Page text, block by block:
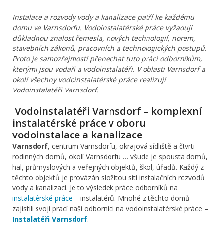
Instalace a rozvody vody a kanalizace patří ke každému
domu ve Varnsdorfu. Vodoinstalatérské práce vyžadují
důkladnou znalost řemesla, nových technologií, norem,
stavebních zákonů, pracovních a technologických postupů.
Proto je samozřejmostí přenechat tuto práci odborníkům,
kterými jsou vodaři a vodoinstalatéři. V oblasti Varnsdorf a
okolí všechny vodoinstalatérské práce realizují
Vodoinstalatéři Varnsdorf.
Vodoinstalatéři Varnsdorf – komplexní
instalatérské práce v oboru
vodoinstalace a kanalizace
Varnsdorf, centrum Varnsdorfu, okrajová sídliště a čtvrti
rodinných domů, okolí Varnsdorfu … všude je spousta domů,
hal, průmyslových a veřejných objektů, škol, úřadů. Každý z
těchto objektů je provázán složitou sítí instalačních rozvodů
vody a kanalizací. Je to výsledek práce odborníků na
instalatérské práce – instalatérů. Mnohé z těchto domů
zajistili svojí prací naši odborníci na vodoinstalatérské práce –
Instalatéři Varnsdorf.